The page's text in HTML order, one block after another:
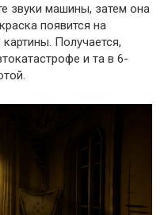
звуки машины, затем она
появится на
Получается,
и та в 6-